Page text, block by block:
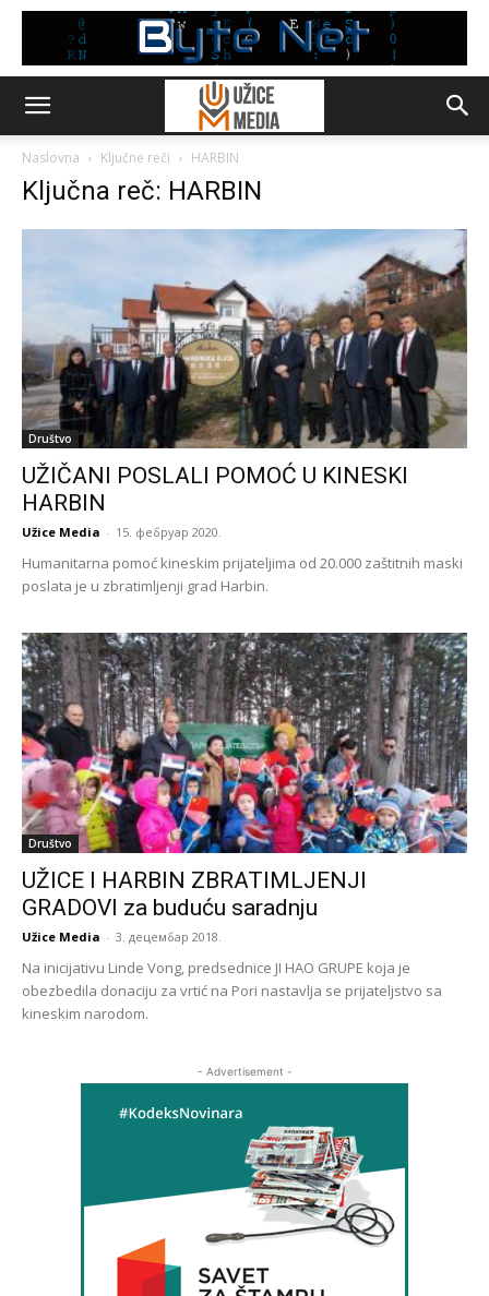
Naslovna Ključne reči HARBIN
Ključna reč: HARBIN
Društvo
UŽIČANI POSLALI POMOĆ U KINESKI
HARBIN
Užice Media - 15. фебруар 2020.
Humanitarna pomoć kineskim prijateljima od 20.000 zaštitnih maski
poslata je u zbratimljenji grad Harbin.
Društvo
UŽICE I HARBIN ZBRATIMLJENJI
GRADOVI za buduću saradnju
Užice Media - 3. децембар 2018.
Na inicijativu Linde Vong, predsednice JI HAO GRUPE koja je
obezbedila donaciju za vrtić na Pori nastavlja se prijateljstvo sa
kineskim narodom.
- Advertisement -